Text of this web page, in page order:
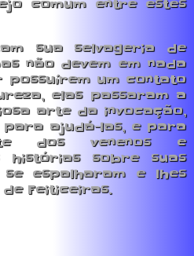
comum entre estes
sua selvageria de
não devem em nada
um contato
elas passaram a
arte da invocação,
para ajudá-las, e para
dos venenos e
histórias sobre suas
espalharam e lhes
Feiticeiras.